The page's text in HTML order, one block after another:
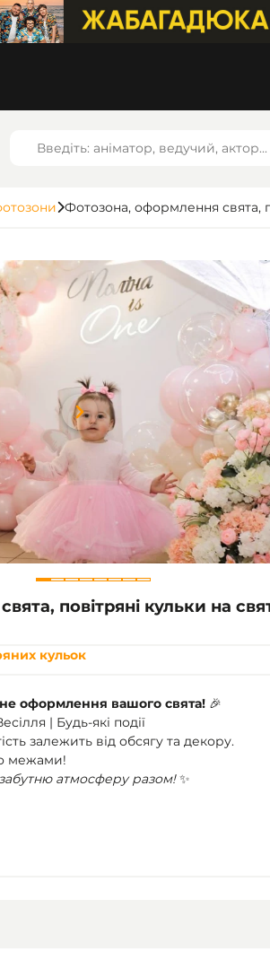
Фотозона, оформлення свята,
Item
1
повітряні кульки на
кульок
оформлення вашого свята! 🎉
| Будь-які події
залежить від обсягу та декору.
межами!
атмосферу разом!✨